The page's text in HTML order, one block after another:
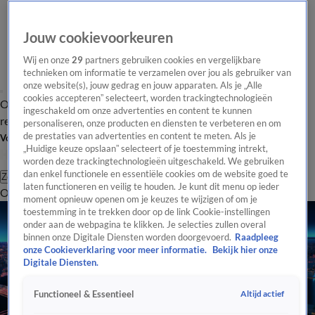
Overzicht Laatste nieuws Regionieuws Het beste van Hart
Tip de
redactie
Volg Hart van Nederland
Zoeken
OverzichtRegioUitzendingenWeerTip de redactiePanelVideo's
Jouw cookievoorkeuren
Wij en onze29 partners gebruiken cookies en vergelijkbare
technieken om informatie te verzamelen over jou als gebruiker van
onze website(s), jouw gedrag en jouw apparaten. Als je „Alle
cookies accepteren” selecteert, worden trackingtechnologieën
ingeschakeld om onze advertenties en content te kunnen
personaliseren, onze producten en diensten te verbeteren en om
de prestaties van advertenties en content te meten. Als je
„Huidige keuze opslaan” selecteert of je toestemming intrekt,
worden deze trackingtechnologieën uitgeschakeld. We gebruiken
dan enkel functionele en essentiële cookies om de website goed te
laten functioneren en veilig te houden. Je kunt dit menu op ieder
moment opnieuw openen om je keuzes te wijzigen of om je
toestemming in te trekken door op de link Cookie-instellingen
onder aan de webpagina te klikken. Je selecties zullen overal
binnen onze Digitale Diensten worden doorgevoerd. Raadpleeg
onze Cookieverklaring voor meer informatie.
Bekijk hier onze
Digitale Diensten.
Functioneel & Essentieel Altijd actief